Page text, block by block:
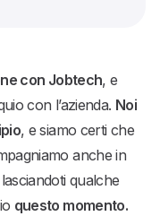
con Jobtech, e
con l’azienda. Noi
, e siamo certi che
anche in
qualche
questo momento.